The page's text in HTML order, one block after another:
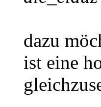
dazu
ist eine